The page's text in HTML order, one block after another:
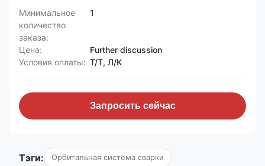
Минимальное
количество
заказа:
1
Цена:
Further discussion
Условия оплаты: Т/Т, Л/К
Запросить сейчас
Тэги: Орбитальная система сварки